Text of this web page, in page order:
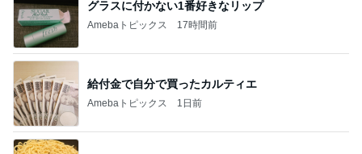
堀ちえみの夫 鶏すきの〆のうどん
Amebaトピックス 1日前